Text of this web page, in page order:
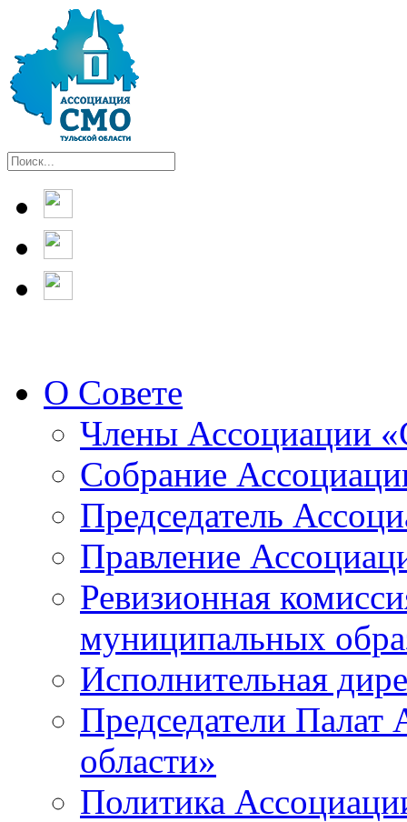
О Совете
Члены Ассоциации
Собрание
Председатель
Правление
Ревизионная
муниципальных
Исполнительная
Председатели
области»
Политика